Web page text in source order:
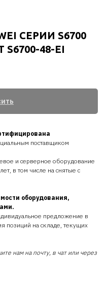
СЕРИИ S6700
S6700-48-EI
поставщиком
и серверное оборудование
в том числе на снятые с
оборудования,
предложение в
позиций на складе, текущих
нам на почту, в чат или через